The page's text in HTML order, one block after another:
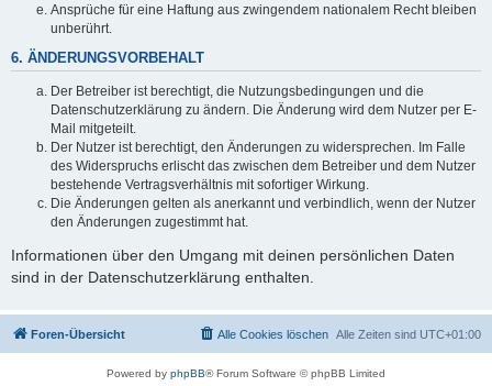
Ansprüche für eine Haftung aus zwingendem nationalem Recht bleiben
unberührt.
6. ÄNDERUNGSVORBEHALT
Der Betreiber ist berechtigt, die Nutzungsbedingungen und die
Datenschutzerklärung zu ändern. Die Änderung wird dem Nutzer per E-
Mail mitgeteilt.
Der Nutzer ist berechtigt, den Änderungen zu widersprechen. Im Falle
des Widerspruchs erlischt das zwischen dem Betreiber und dem Nutzer
bestehende Vertragsverhältnis mit sofortiger Wirkung.
Die Änderungen gelten als anerkannt und verbindlich, wenn der Nutzer
den Änderungen zugestimmt hat.
Informationen über den Umgang mit deinen persönlichen Daten
sind in der Datenschutzerklärung enthalten.
Foren-Übersicht Alle Zeiten sind UTC+01:00
Alle Cookies löschen
Powered by phpBB® Forum Software © phpBB Limited